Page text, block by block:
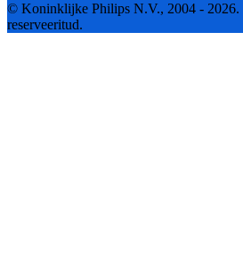
© Koninklijke Philips N.V., 2004 - 2026.
reserveeritud.